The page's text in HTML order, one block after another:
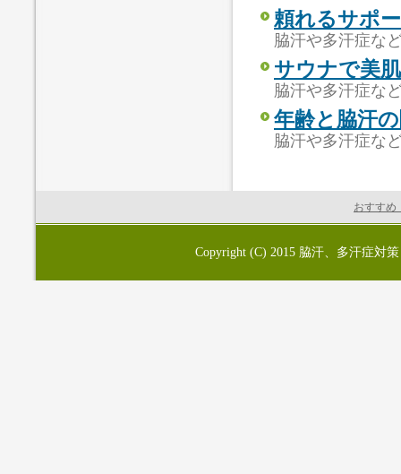
頼れるサポ
脇汗や多汗症な
サウナで美
脇汗や多汗症な
年齢と脇汗
脇汗や多汗症な
おすすめ
Copyright (C) 2015 脇汗、多汗症対